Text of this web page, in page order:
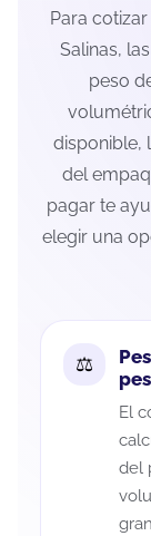
Para
Salinas,
peso
disponible,
del
pagar te
elegir una
El
del